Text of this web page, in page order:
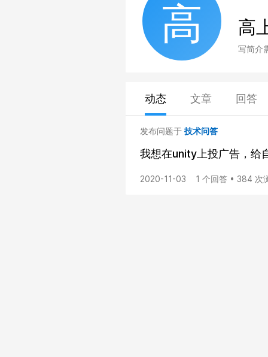
高 高
写简介
动态 文章 回答
发布问题于 技术问答
我想在unity上投广告，给
2020-11-03 1 个回答 • 384 次